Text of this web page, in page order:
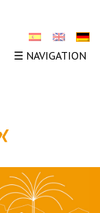
☰ NAVIGATION